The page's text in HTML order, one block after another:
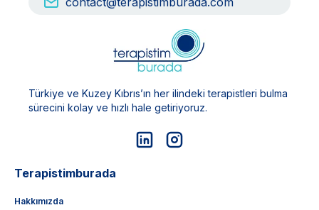
Türkiye ve Kuzey Kıbrıs’ın her ilindeki terapistleri bulma
sürecini kolay ve hızlı hale getiriyoruz.
Terapistimburada
Hakkımızda